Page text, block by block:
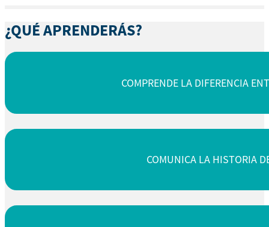
¿QUÉ APRENDERÁS?
COMPRENDE LA DIFERENCIA
COMUNICA LA HISTORIA